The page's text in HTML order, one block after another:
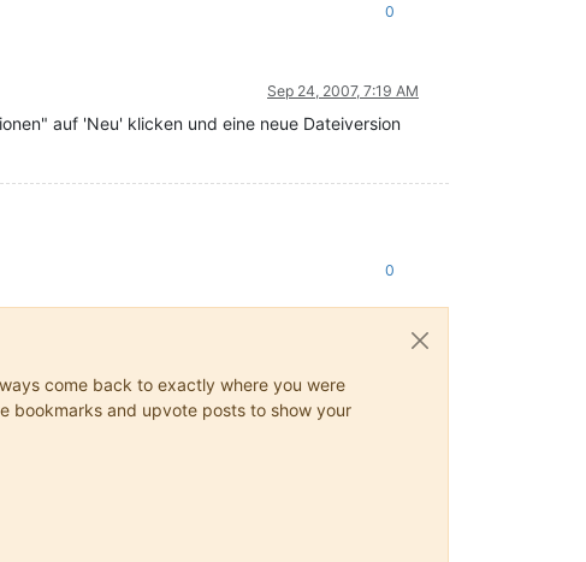
0
Sep 24, 2007, 7:19 AM
auf 'Neu' klicken und eine neue Dateiversion
0
come back to exactly where you were
bookmarks and upvote posts to show your